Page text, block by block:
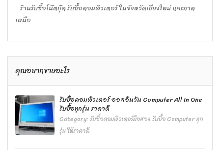
ร้านรับซื้อโน๊ตบุ๊ค รับซื้อคอมพิวเตอร์ ในจังหวัดเชียงใหม่ และภาค
เหนือ
คุณอยากขายอะไร
รับซื้อคอมพิวเตอร์ ออลอินวัน Computer All In One
รับซื้อทุกรุ่น ราคาดี
Category:รับซื้อคอมพิวเตอร์มือสอง รับซื้อ Computer ทุก
รุ่น ให้ราคาดี